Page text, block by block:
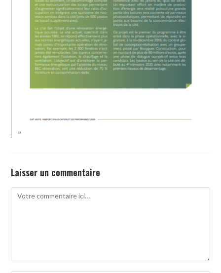
Laisser un commentaire
Comment